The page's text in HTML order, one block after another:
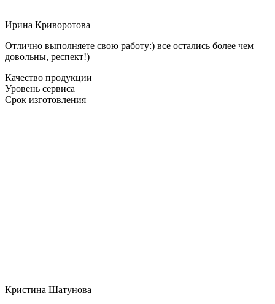
Ирина Криворотова
Отлично выполняете свою работу:) все остались более чем
довольны, респект!)
Качество продукции
Уровень сервиса
Срок изготовления
Кристина Шатунова